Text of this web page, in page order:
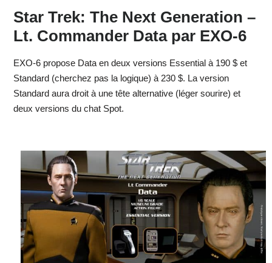
Star Trek: The Next Generation –
Lt. Commander Data par EXO-6
EXO-6 propose Data en deux versions Essential à 190 $ et
Standard (cherchez pas la logique) à 230 $. La version
Standard aura droit à une tête alternative (léger sourire) et
deux versions du chat Spot.